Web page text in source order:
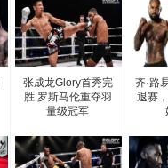
张成龙Glory首秀完
胜 罗斯马伦重夺羽
量级冠军
齐·路
退赛